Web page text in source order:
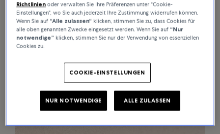
Richtlinien oder verwalten Sie Ihre Präferenzen unter "Cookie-
Einstellungen", wo Sie auch jederzeit Ihre Zustimmung widerrufen können.
Wenn Sie auf “Alle zulassen“ klicken, stimmen Sie zu, dass Cookies für
alle oben genannten Zwecke eingesetzt werden. Wenn Sie auf “Nur
notwendige” klicken, stimmen Sie nur der Verwendung von essenziellen
Cookies zu.
COOKIE-EINSTELLUNGEN
NUR NOTWENDIGE ALLE ZULASSEN